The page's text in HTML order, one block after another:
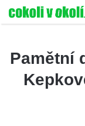
Pamětní